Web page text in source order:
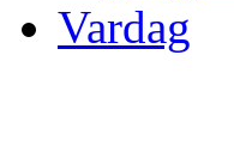
Vardag